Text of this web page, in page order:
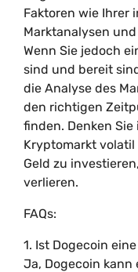
Faktoren wie Ihrer
Marktanalysen
Wenn Sie jedoch
sind und bereit
die Analyse des
den richtigen
finden. Denken
Kryptomarkt
Geld zu
verlieren.
FAQs:
1. Ist Dogecoin
Ja, Dogecoin